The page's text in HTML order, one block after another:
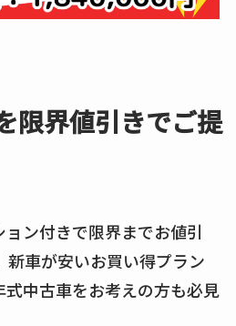
限界値引きでご提
ン付きで限界までお値引
新車が安いお買い得プラン
中古車をお考えの方も必見